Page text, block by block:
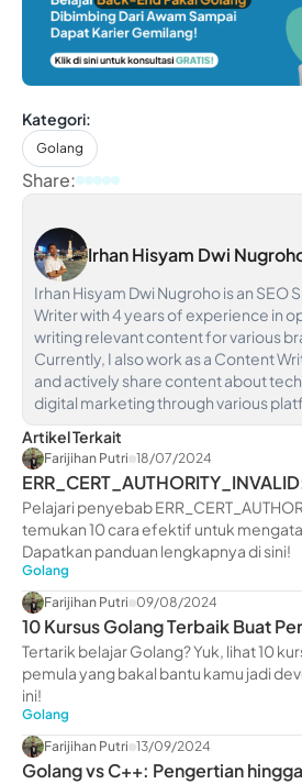
Kategori:
Golang
Share:
Irhan Hisyam Dwi
Irhan Hisyam Dwi Nugroho is an SEO
Writer with 4 years of experience in
writing relevant content for various
Currently, I also work as a Content
and actively share content about
digital marketing through various
Artikel Terkait
Farijihan Putri 18/07/2024
Cara Mengatasi
Pelajari penyebab
temukan 10 cara efektif untuk
Dapatkan panduan lengkapnya di sini!
Golang
Farijihan Putri 09/08/2024
10 Kursus Golang Terbaik Buat
Gratis Loh!
Tertarik belajar Golang? Yuk, lihat 10
pemula yang bakal bantu kamu jadi
ini!
Golang
Farijihan Putri 13/09/2024
Golang vs C++: Pengertian